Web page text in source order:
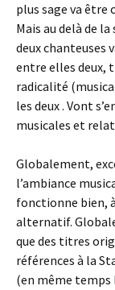
plus sage va être
Mais au delà de
deux chanteuses
entre elles deux,
radicalité
les deux . Vont
musicales et
Globalement,
l’ambiance
fonctionne bien,
alternatif.
que des titres
références à la
(en même temps